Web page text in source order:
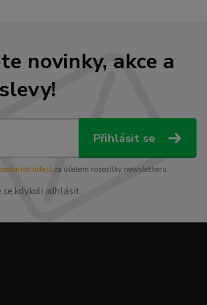
novinky, akce a
slevy!
Přihlásit se
údajůza účelem rozesílky newsletteru.
se kdykoli odhlásit.